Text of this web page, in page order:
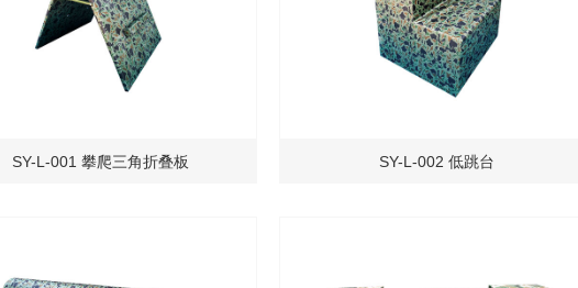
SY-L-001 攀爬三角折叠板 SY-L-002 低跳台